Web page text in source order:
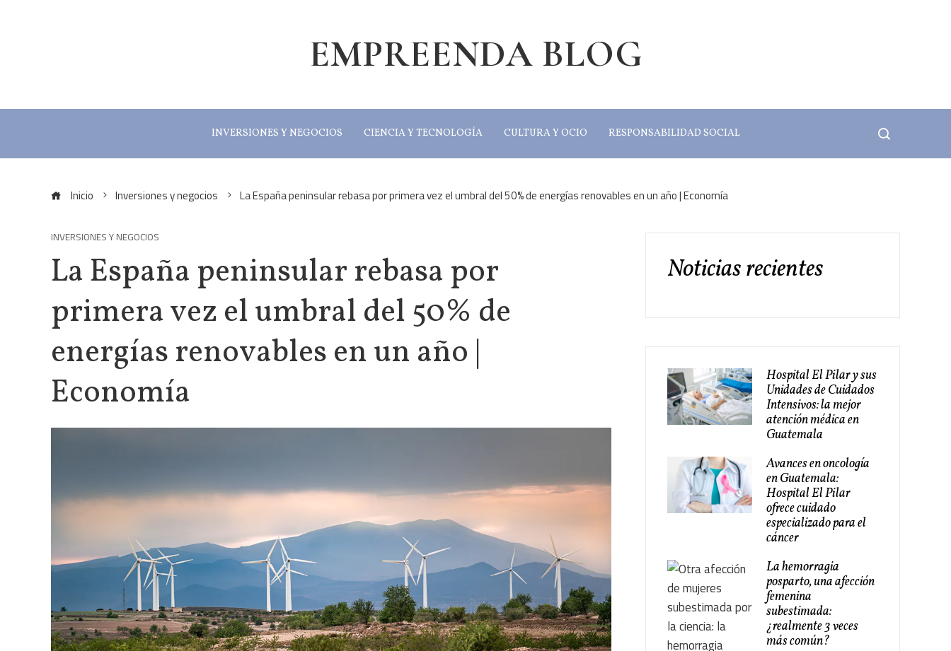
EMPREENDA BLOG
INVERSIONES Y NEGOCIOS CIENCIA Y TECNOLOGÍA CULTURA Y OCIO RESPONSABILIDAD SOCIAL
Inicio Inversiones y negocios La España peninsular rebasa por primera vez el umbral del 50% de energías renovables en un año | Economía
INVERSIONES Y NEGOCIOS
La España peninsular rebasa por
primera vez el umbral del 50% de
energías renovables en un año |
Economía
Noticias recientes
Hospital El Pilar y sus
Unidades de Cuidados
Intensivos: la mejor
atención médica en
Guatemala
Avances en oncología
en Guatemala:
Hospital El Pilar
ofrece cuidado
especializado para el
cáncer
La hemorragia
posparto, una afección
femenina
subestimada:
¿realmente 3 veces
más común?